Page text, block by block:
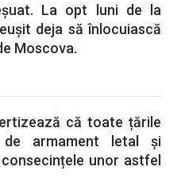
La opt luni de la
deja să înlocuiască
Moscova.
că toate țările
de armament letal și
unor astfel